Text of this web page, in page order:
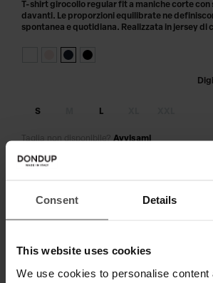
Consent Details
This website uses cookies
We use cookies to personalise content
S L
Taglia non disponibile?Avvisami
T-shirt girocollo regular fit a maniche corte con
davanti. Le proporzioni equilibrate ne
spontanea e quotidiana. Realizzata in jersey di